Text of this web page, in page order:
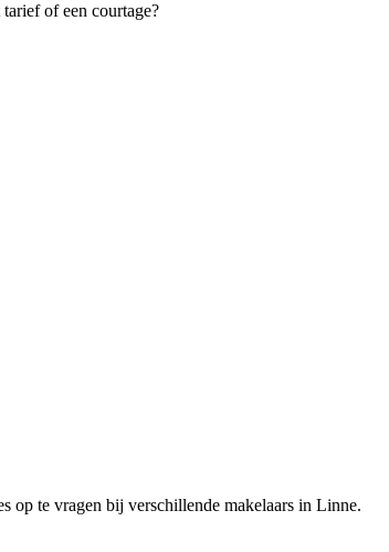
of een courtage?
op te vragen bij verschillende makelaars in Linne.